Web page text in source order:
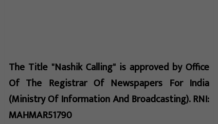
The Title "Nashik Calling" is approved by Office
Of The Registrar Of Newspapers For India
(Ministry Of Information And Broadcasting). RNI:
MAHMAR51790